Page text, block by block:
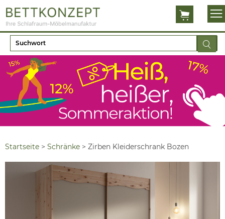
Startseite > Schränke > Zirben Kleiderschrank Bozen